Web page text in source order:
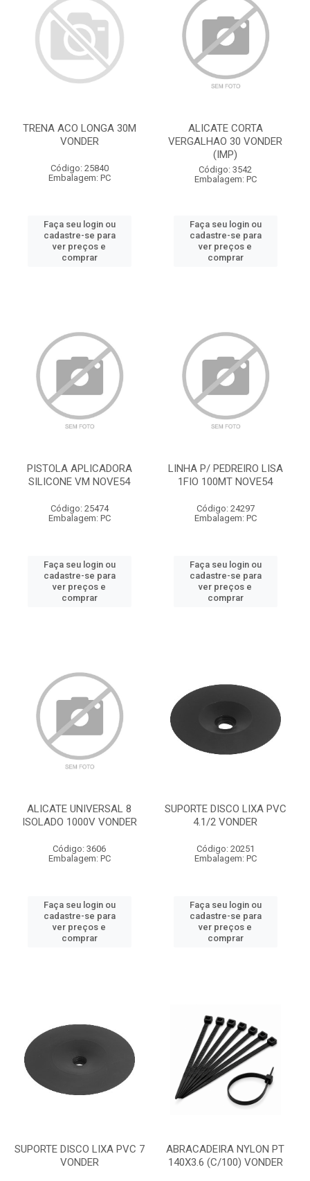
TRENA ACO LONGA 30M
VONDER
Código: 25840
Embalagem: PC
Faça seu login ou
cadastre-se para
ver preços e
comprar
ALICATE CORTA
VERGALHAO 30 VONDER
(IMP)
Código: 3542
Embalagem: PC
Faça seu login ou
cadastre-se para
ver preços e
comprar
PISTOLA APLICADORA
SILICONE VM NOVE54
Código: 25474
Embalagem: PC
Faça seu login ou
cadastre-se para
ver preços e
comprar
LINHA P/ PEDREIRO LISA
1FIO 100MT NOVE54
Código: 24297
Embalagem: PC
Faça seu login ou
cadastre-se para
ver preços e
comprar
ALICATE UNIVERSAL 8
ISOLADO 1000V VONDER
Código: 3606
Embalagem: PC
Faça seu login ou
cadastre-se para
ver preços e
comprar
SUPORTE DISCO LIXA PVC
4.1/2 VONDER
Código: 20251
Embalagem: PC
Faça seu login ou
cadastre-se para
ver preços e
comprar
SUPORTE DISCO LIXA PVC 7
VONDER
ABRACADEIRA NYLON PT
140X3.6 (C/100) VONDER